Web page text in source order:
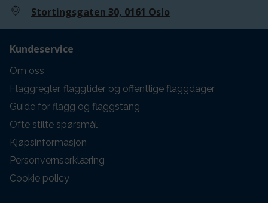
Stortingsgaten 30, 0161 Oslo
Kundeservice
Om oss
Flaggregler, flaggtider og offentlige flaggdager
Guide for flagg og flaggstang
Ofte stilte spørsmål
Kjøpsinformasjon
Personvernserklæring
Cookie policy